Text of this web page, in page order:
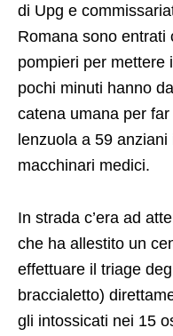
di Upg e
Romana sono entrati
pompieri per mettere
pochi minuti hanno
catena umana per
lenzuola a 59
macchinari medici.
In strada c’era ad
che ha allestito un
effettuare il triage
braccialetto)
gli intossicati nei 15